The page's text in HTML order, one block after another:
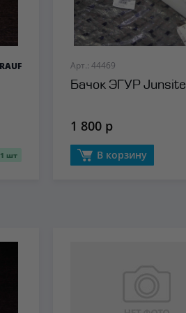
1 шт
Арт.: 44469
Бачок ЭГУР Junsite
1 800 р
В корзину